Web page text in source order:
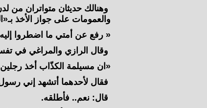
وهنالك حديثان متواتران من
والعمومات على جواز الأخذ
« رفع عن أمتي ما اضطروا
وقال الرازي والمراغي في
«ان مسيلمة الكذّاب أخذ
فقال لأحدهما أتشهد إني
قال: نعم.. فأطلقه.